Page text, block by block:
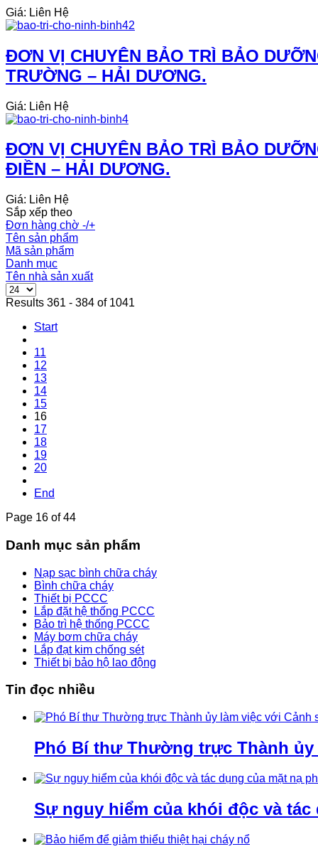
Giá: Liên Hệ
ĐƠN VỊ CHUYÊN BẢO TRÌ BẢO
TRƯỜNG – HẢI DƯƠNG.
Giá: Liên Hệ
ĐƠN VỊ CHUYÊN BẢO TRÌ BẢO
ĐIỀN – HẢI DƯƠNG.
Giá: Liên Hệ
Sắp xếp theo
Đơn hàng chờ -/+
Tên sản phẩm
Mã sản phẩm
Danh mục
Tên nhà sản xuất
Results 361 - 384 of 1041
Start
11
12
13
14
15
16
17
18
19
20
End
Page 16 of 44
Danh mục sản phẩm
Nạp sạc bình chữa cháy
Bình chữa cháy
Thiết bị PCCC
Lắp đặt hệ thống PCCC
Bảo trì hệ thống PCCC
Máy bơm chữa cháy
Lắp đạt kim chống sét
Thiết bị bảo hộ lao động
Tin đọc nhiều
Phó Bí thư Thường trực Thành ủy
Sự nguy hiểm của khói độc và